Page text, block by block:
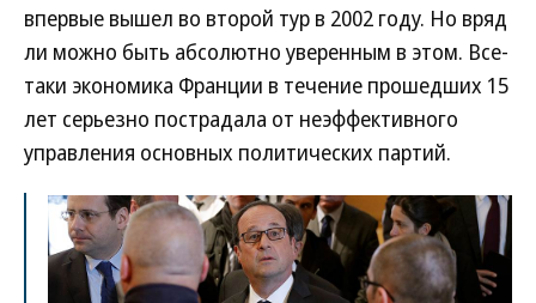
впервые вышел во второй тур в 2002 году. Но вряд
ли можно быть абсолютно уверенным в этом. Все-
таки экономика Франции в течение прошедших 15
лет серьезно пострадала от неэффективного
управления основных политических партий.